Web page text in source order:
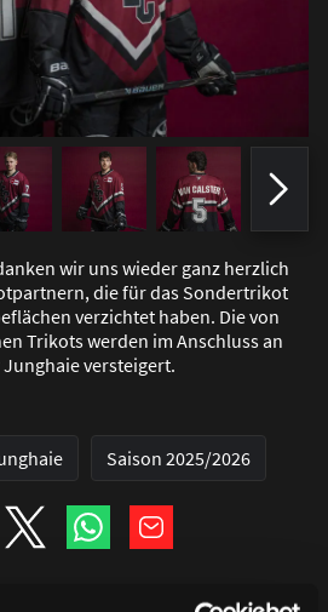
wir uns wieder ganz herzlich
die für das Sondertrikot
verzichtet haben. Die von
Trikots werden im Anschluss an
versteigert.
Saison 2025/2026